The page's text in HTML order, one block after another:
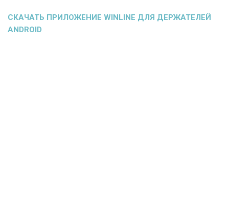
СКАЧАТЬ ПРИЛОЖЕНИЕ WINLINE ДЛЯ ДЕРЖАТЕЛЕЙ
ANDROID